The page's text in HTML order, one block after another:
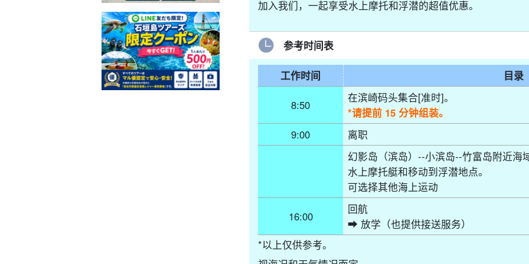
加入我们，一起享受水上摩托和浮潜的超值优惠。
参考时间表
工作时间 目录
8:50
在滨崎码头集合[准时]。
*请提前 15 分钟组装。
9:00
离职
幻影岛（滨岛）--小滨岛--竹富岛附近海
水上摩托艇和移动到浮潜地点。
可选择其他海上运动
16:00
回航
➡︎ 放学（也提供接送服务）
*以上仅供参考。